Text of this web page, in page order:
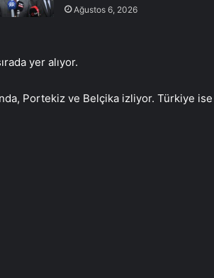
Ağustos 6, 2026
yer alıyor.
Portekiz ve Belçika izliyor. Türkiye ise